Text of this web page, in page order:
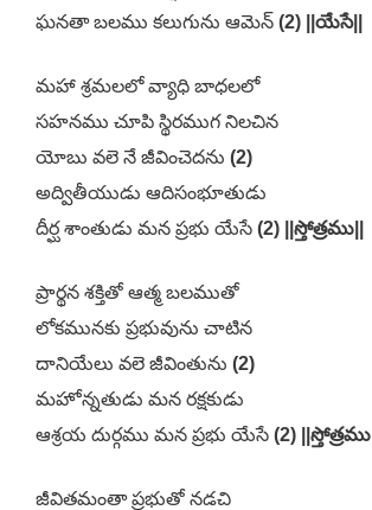
ఘనతా బలము కలుగును ఆమెన్ (2) ||యేసే||
మహా శ్రమలలో వ్యాధి బాధలలో
సహనము చూపి స్థిరముగ నిలచిన
యోబు వలె నే జీవించెదను (2)
అద్వితీయుడు ఆదిసంభూతుడు
దీర్ఘ శాంతుడు మన ప్రభు యేసే (2) ||స్తోత్రము||
ప్రార్థన శక్తితో ఆత్మ బలముతో
లోకమునకు ప్రభువును చాటిన
దానియేలు వలె జీవింతును (2)
మహోన్నతుడు మన రక్షకుడు
ఆశ్రయ దుర్గము మన ప్రభు యేసే (2) ||స్తోత్రము||
జీవితమంతా ప్రభుతో నడచి